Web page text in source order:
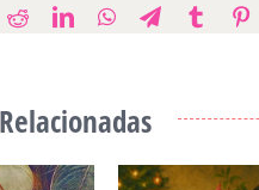
RedditLinkedInWhatsApp
Telegram
Tumblr